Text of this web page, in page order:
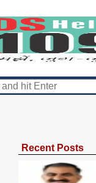
Recent Posts